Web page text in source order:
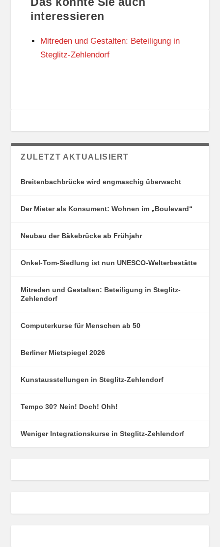
T
U
N
S
O
O
R
N
interessieren
Mitreden und Gestalten: Beteiligung in
Steglitz-Zehlendorf
ZULETZT AKTUALISIERT
Breitenbachbrücke wird engmaschig überwacht
Der Mieter als Konsument: Wohnen im „Boulevard“
Neubau der Bäkebrücke ab Frühjahr
Onkel-Tom-Siedlung ist nun UNESCO-Welterbestätte
Mitreden und Gestalten: Beteiligung in Steglitz-
Zehlendorf
Computerkurse für Menschen ab 50
Berliner Mietspiegel 2026
Kunstausstellungen in Steglitz-Zehlendorf
Tempo 30? Nein! Doch! Ohh!
Weniger Integrationskurse in Steglitz-Zehlendorf